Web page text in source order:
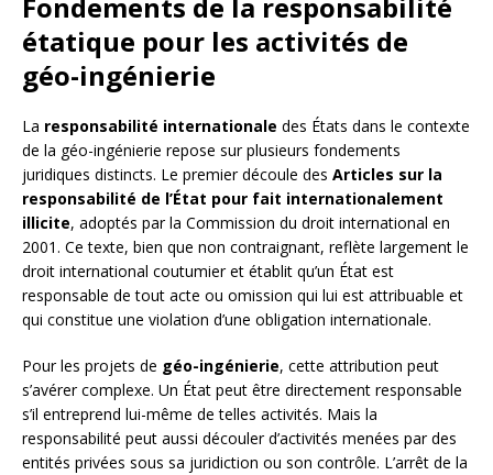
Fondements de la responsabilité
étatique pour les activités de
géo-ingénierie
La responsabilité internationale des États dans le contexte
de la géo-ingénierie repose sur plusieurs fondements
juridiques distincts. Le premier découle des Articles sur la
responsabilité de l’État pour fait internationalement
illicite, adoptés par la Commission du droit international en
2001. Ce texte, bien que non contraignant, reflète largement le
droit international coutumier et établit qu’un État est
responsable de tout acte ou omission qui lui est attribuable et
qui constitue une violation d’une obligation internationale.
Pour les projets de géo-ingénierie, cette attribution peut
s’avérer complexe. Un État peut être directement responsable
s’il entreprend lui-même de telles activités. Mais la
responsabilité peut aussi découler d’activités menées par des
entités privées sous sa juridiction ou son contrôle. L’arrêt de la